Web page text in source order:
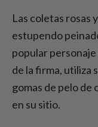
Las coletas rosas
estupendo
popular
de la firma, utiliza
gomas de pelo de
en su sitio.